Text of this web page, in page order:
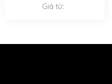
Giá từ: